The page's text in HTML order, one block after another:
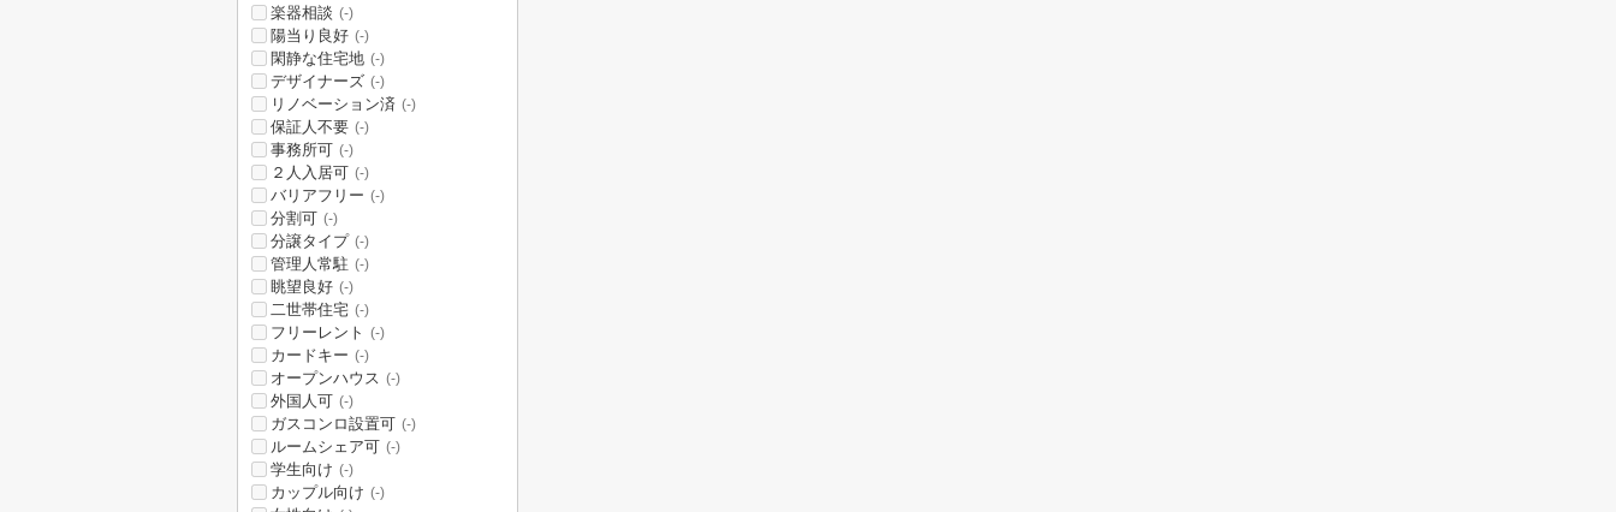
楽器相談 (-)
陽当り良好 (-)
閑静な住宅地 (-)
デザイナーズ (-)
リノベーション済 (-)
保証人不要 (-)
事務所可 (-)
２人入居可 (-)
バリアフリー (-)
分割可 (-)
分譲タイプ (-)
管理人常駐 (-)
眺望良好 (-)
二世帯住宅 (-)
フリーレント (-)
カードキー (-)
オープンハウス (-)
外国人可 (-)
ガスコンロ設置可 (-)
ルームシェア可 (-)
学生向け (-)
カップル向け (-)